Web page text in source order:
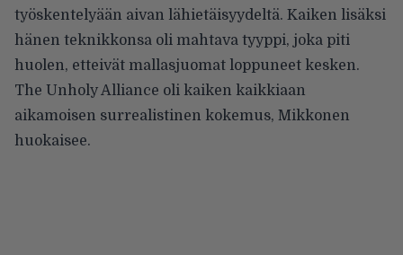
työskentelyään aivan lähietäisyydeltä. Kaiken lisäksi
hänen teknikkonsa oli mahtava tyyppi, joka piti
huolen, etteivät mallasjuomat loppuneet kesken.
The Unholy Alliance oli kaiken kaikkiaan
aikamoisen surrealistinen kokemus, Mikkonen
huokaisee.